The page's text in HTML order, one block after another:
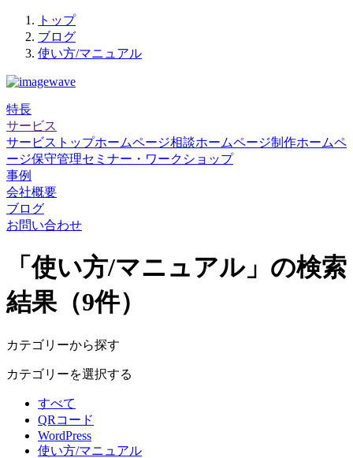
トップ
ブログ
使い方/マニュアル
特長
サービス
サービストップホームページ相談ホームページ制作ホームペ
ージ保守管理セミナー・ワークショップ
事例
会社概要
ブログ
お問い合わせ
「使い方/マニュアル」の検索
結果（9件）
カテゴリーから探す
カテゴリーを選択する
すべて
QRコード
WordPress
使い方/マニュアル